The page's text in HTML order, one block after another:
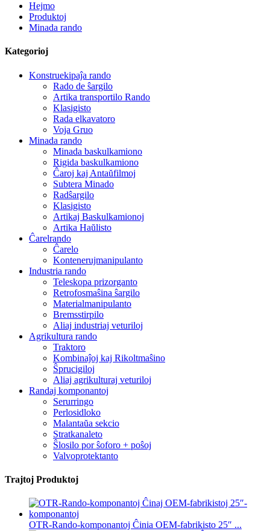
Hejmo
Produktoj
Minada rando
Kategorioj
Konstruekipaĵa rando
Rado de ŝargilo
Artika transportilo Rando
Klasigisto
Rada elkavatoro
Voja Gruo
Minada rando
Minada baskulkamiono
Rigida baskulkamiono
Ĉaroj kaj Antaŭfilmoj
Subtera Minado
Radŝargilo
Klasigisto
Artikaj Baskulkamionoj
Artika Haŭlisto
Ĉarelrando
Ĉarelo
Kontenerujmanipulanto
Industria rando
Teleskopa prizorganto
Retrofosmaŝina ŝargilo
Materialmanipulanto
Bremsstirpilo
Aliaj industriaj veturiloj
Agrikultura rando
Traktoro
Kombinaĵoj kaj Rikoltmaŝino
Ŝprucigiloj
Aliaj agrikulturaj veturiloj
Randaj komponantoj
Serurringo
Perlosidloko
Malantaŭa sekcio
Stratkanaleto
Ŝlosilo por ŝoforo + poŝoj
Valvoprotektanto
Trajtoj Produktoj
OTR-Rando-komponantoj Ĉinia OEM-fabrikisto 25″ ...